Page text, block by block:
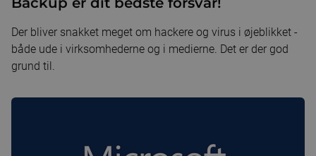
Der bliver snakket meget om hackere og virus i øjeblikket -
både ude i virksomhederne og i medierne. Det er der god
grund til.